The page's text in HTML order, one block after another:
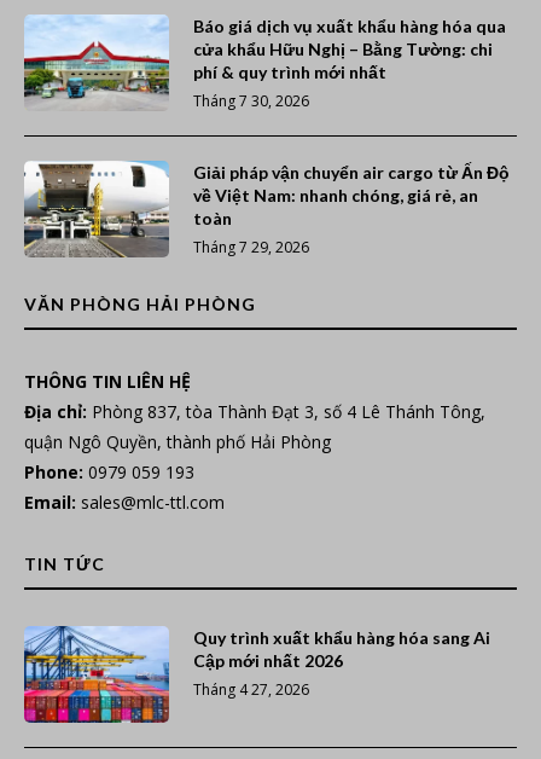
Báo giá dịch vụ xuất khẩu hàng hóa qua
cửa khẩu Hữu Nghị – Bằng Tường: chi
phí & quy trình mới nhất
Tháng 7 30, 2026
Giải pháp vận chuyển air cargo từ Ấn Độ
về Việt Nam: nhanh chóng, giá rẻ, an
toàn
Tháng 7 29, 2026
VĂN PHÒNG HẢI PHÒNG
THÔNG TIN LIÊN HỆ
Địa chỉ: Phòng 837, tòa Thành Đạt 3, số 4 Lê Thánh Tông,
quận Ngô Quyền, thành phố Hải Phòng
Phone: 0979 059 193
Email: sales@mlc-ttl.com
TIN TỨC
Quy trình xuất khẩu hàng hóa sang Ai
Cập mới nhất 2026
Tháng 4 27, 2026